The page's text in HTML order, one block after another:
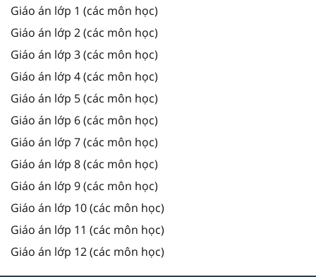
Giáo án lớp 1 (các môn học)
Giáo án lớp 2 (các môn học)
Giáo án lớp 3 (các môn học)
Giáo án lớp 4 (các môn học)
Giáo án lớp 5 (các môn học)
Giáo án lớp 6 (các môn học)
Giáo án lớp 7 (các môn học)
Giáo án lớp 8 (các môn học)
Giáo án lớp 9 (các môn học)
Giáo án lớp 10 (các môn học)
Giáo án lớp 11 (các môn học)
Giáo án lớp 12 (các môn học)